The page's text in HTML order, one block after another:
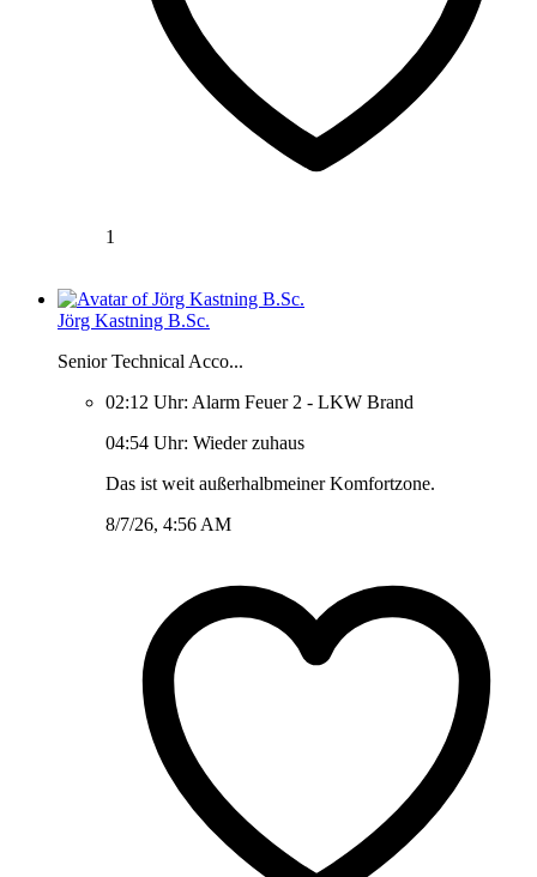
1
Jörg Kastning B.Sc.
Senior Technical Acco...
02:12 Uhr: Alarm Feuer 2 - LKW Brand
04:54 Uhr: Wieder zuhaus
Das ist weit außerhalbmeiner Komfortzone.
8/7/26, 4:56 AM